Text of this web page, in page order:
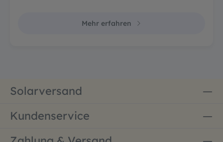
Mehr erfahren
Solarversand
Kundenservice